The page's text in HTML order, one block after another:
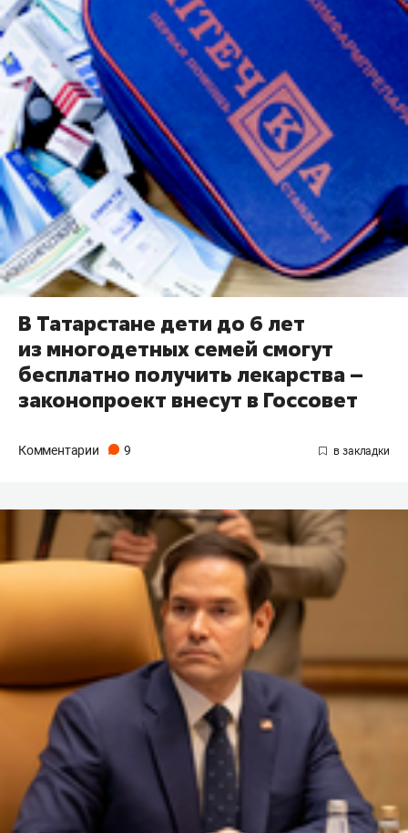
В Татарстане дети до 6 лет
из многодетных семей смогут
бесплатно получить лекарства –
законопроект внесут в Госсовет
Комментарии 9